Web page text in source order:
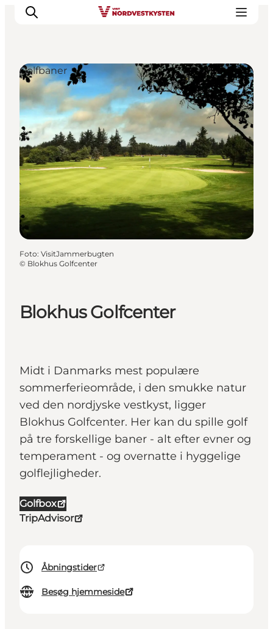
Feriesteder
Inspiration
Handicapvenlig ferie
Events
Overnatning
Planlæg din ferie
Blokhus Golfcenter
Midt i Danmarks mest populære
sommerferieområde, i den smukke natur
ved den nordjyske vestkyst, ligger
Blokhus Golfcenter. Her kan du spille golf
på tre forskellige baner - alt efter evner og
temperament - og overnatte i hyggelige
golflejligheder.
Golfbox
TripAdvisor
Åbningstider
Besøg hjemmeside
Golfbaner
Foto: VisitJammerbugten
© Blokhus Golfcenter